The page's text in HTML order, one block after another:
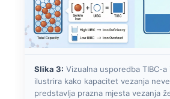
Slika 3: Vizualna usporedba TIBC-a
ilustrira kako kapacitet vezanja
predstavlja prazna mjesta vezanja